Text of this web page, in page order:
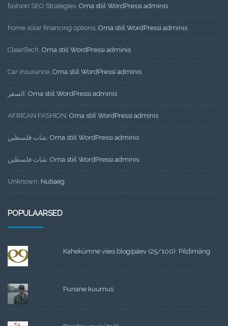
fashion SEO Strategies Oma stiil WordPressi adminis
home solar financing options Oma stiil WordPressi adminis
CleanTech Oma stiil WordPressi adminis
Car insurance Oma stiil WordPressi adminis
السفر Oma stiil WordPressi adminis
AFRICAN FASHION Oma stiil WordPressi adminis
شات فلسطين Oma stiil WordPressi adminis
شات فلسطين Oma stiil WordPressi adminis
Unknown Nutiaeg
POPULAARSED
Kahekümne viies blogipäev (25/100): Pildimäng
Punane kuumus